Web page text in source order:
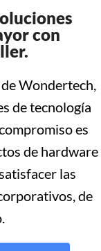
con
Wondertech,
de tecnología
es
de hardware
las
de